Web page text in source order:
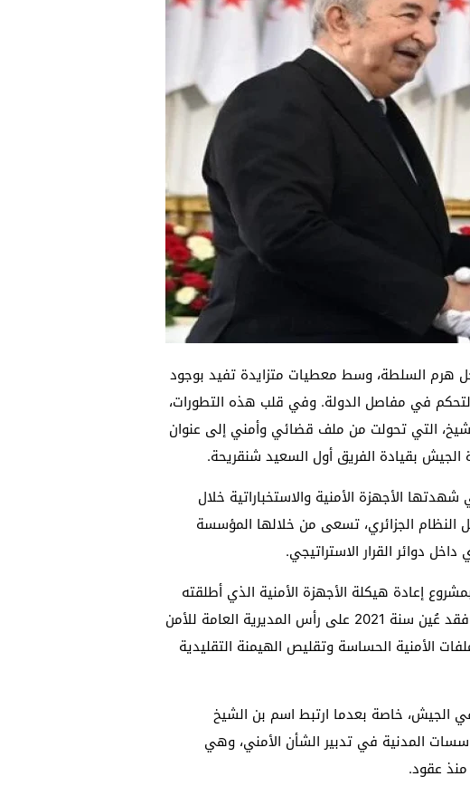
هرم السلطة، وسط معطيات متزايدة تفيد بوجود
في مفاصل الدولة. وفي قلب هذه التطورات،
التي تحولت من ملف قضائي وأمني إلى عنوان
الجيش بقيادة الفريق أول السعيد شنقريحة.
الأجهزة الأمنية والاستخباراتية خلال
النظام الجزائري، تسعى من خلالها المؤسسة
دوائر القرار الاستراتيجي.
إعادة هيكلة الأجهزة الأمنية الذي أطلقته
الرئاسة الجزائرية بعد وصول عبد المجيد تبون إلى الحكم سنة 2019. فقد عُين سنة 2021 على رأس المديرية العامة للأمن
الأمنية الحساسة وتقليص الهيمنة التقليدية
الجيش، خاصة بعدما ارتبط اسم بن الشيخ
المدنية في تدبير الشأن الأمني، وهي
عقود.